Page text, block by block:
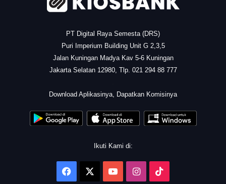
PT Digital Raya Semesta (DRS)
Puri Imperium Building Unit G 2,3,5
Jalan Kuningan Madya Kav 5-6 Kuningan
Jakarta Selatan 12980, Tlp. 021 294 88 777
Download Aplikasinya, Dapatkan Komisinya
Ikuti Kami di:
Facebook YouTubeInstagram